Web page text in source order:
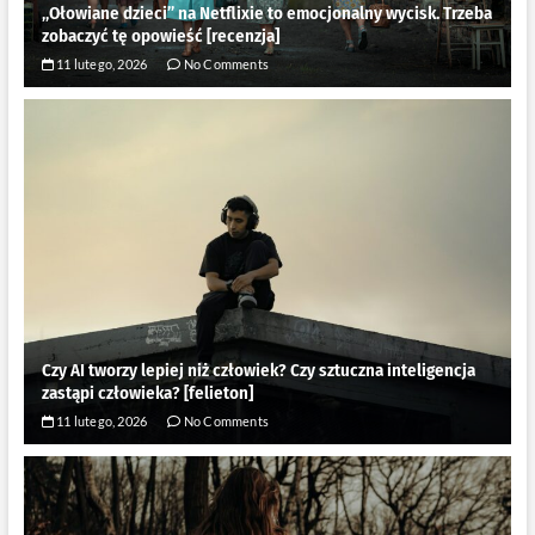
„Ołowiane dzieci” na Netflixie to emocjonalny wycisk. Trzeba
zobaczyć tę opowieść [recenzja]
11 lutego, 2026 No Comments
Czy AI tworzy lepiej niż człowiek? Czy sztuczna inteligencja
zastąpi człowieka? [felieton]
11 lutego, 2026 No Comments